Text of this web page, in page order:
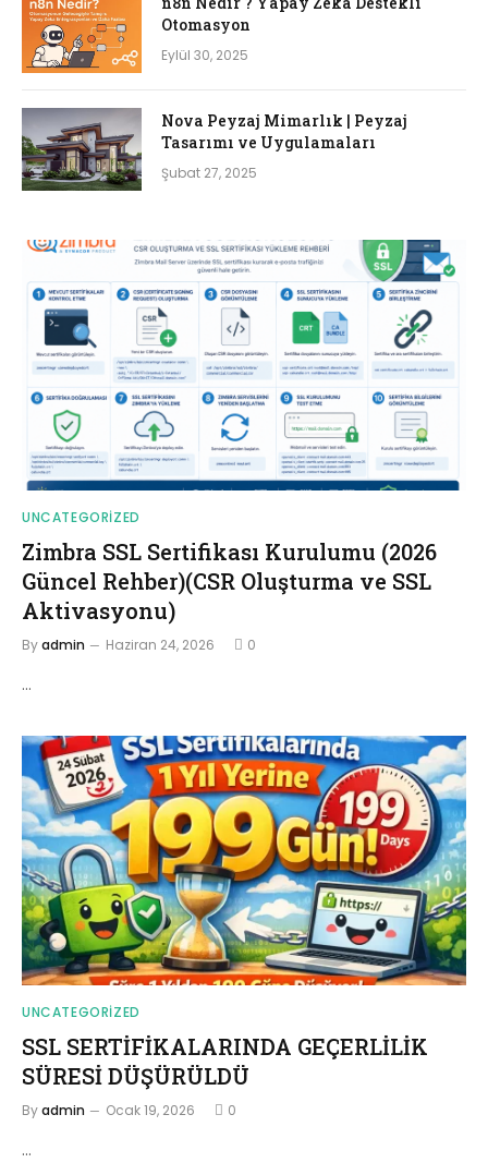
Otomasyon
Eylül 30, 2025
Nova Peyzaj Mimarlık | Peyzaj
Tasarımı ve Uygulamaları
Şubat 27, 2025
UNCATEGORIZED
Zimbra SSL Sertifikası Kurulumu (2026
Güncel Rehber)(CSR Oluşturma ve SSL
Aktivasyonu)
Byadmin Haziran 24, 2026 0
…
UNCATEGORIZED
SSL SERTİFİKALARINDA GEÇERLİLİK
SÜRESİ DÜŞÜRÜLDÜ
Byadmin Ocak 19, 2026 0
…